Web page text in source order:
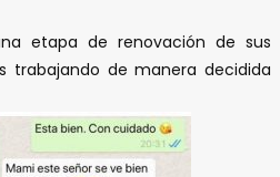
etapa de renovación de sus
trabajando de manera decidida